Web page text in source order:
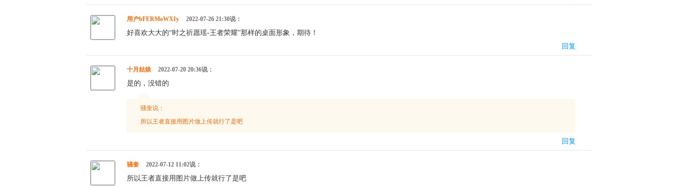
用户bFERMoWXIy 2022-07-26 21:30说：
好喜欢大大的“时之祈愿瑶-王者荣耀”那样的桌面形象，期待！
回复
十月姑娘 2022-07-20 20:36说：
是的，没错的
骚奎说：
所以王者直接用图片做上传就行了是吧
回复
骚奎 2022-07-12 11:02说：
所以王者直接用图片做上传就行了是吧